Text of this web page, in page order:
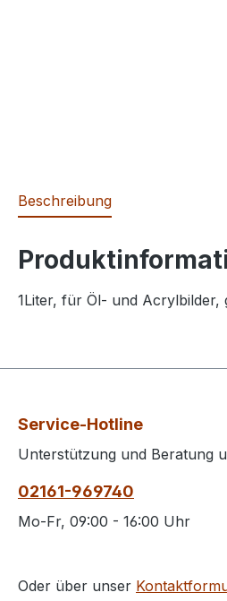
Beschreibung
1Liter, für Öl- und Acrylbilder,
Service-Hotline
Unterstützung und Beratung
02161-969740
Mo-Fr, 09:00 - 16:00 Uhr
Oder über unser